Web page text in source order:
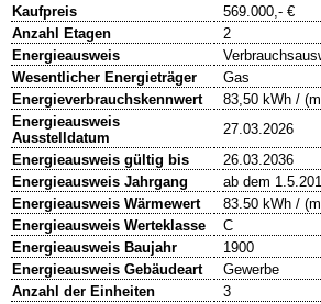
Kaufpreis
569.000,- €
Anzahl Etagen
2
Energieausweis
Wesentlicher Energieträger
Gas
Energieverbrauchskennwert
83,50 kWh /
Energieausweis
Ausstelldatum
27.03.2026
Energieausweis gültig bis
26.03.2036
Energieausweis Jahrgang
ab dem
Energieausweis Wärmewert
83.50 kWh /
Energieausweis Werteklasse
C
Energieausweis Baujahr
1900
Energieausweis Gebäudeart
Gewerbe
Anzahl der Einheiten
3